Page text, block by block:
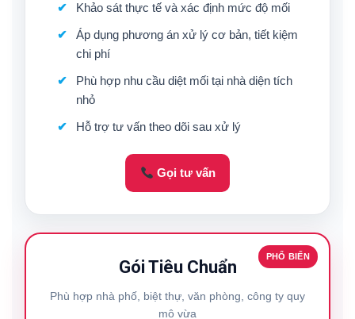
Khảo sát thực tế và xác định mức độ mối
Áp dụng phương án xử lý cơ bản, tiết kiệm
chi phí
Phù hợp nhu cầu diệt mối tại nhà diện tích
nhỏ
Hỗ trợ tư vấn theo dõi sau xử lý
Gọi tư vấn
PHỔ BIẾN
Gói Tiêu Chuẩn
Phù hợp nhà phố, biệt thự, văn phòng, công ty quy
mô vừa